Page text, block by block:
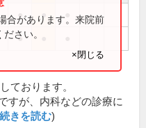
● ●
●
合があります。来院前
さい。
×閉じる
ております。
すが、内科などの診療に
続きを読む)